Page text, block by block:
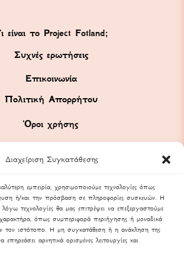
Διαχείριση Συγκατάθεσης
εμπειρία, χρησιμοποιούμε τεχνολογίες όπως
ή/και την πρόσβαση σε πληροφορίες συσκευών. Η
τεχνολογίες θα μας επιτρέψει να επεξεργαστούμε
όπως συμπεριφορά περιήγησης ή μοναδικά
τον ιστότοπο. Η μη συγκατάθεση ή η ανάκληση της
αρνητικά ορισμένες λειτουργίες και
είναι το Project Fotland;
Συχνές ερωτήσεις
Επικοινωνία
Πολιτική Απορρήτου
Όροι χρήσης